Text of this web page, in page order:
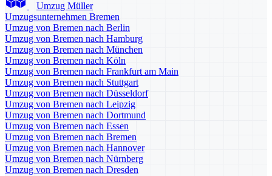
Umzug Müller
Umzugsunternehmen Bremen
Umzug von Bremen nach Berlin
Umzug von Bremen nach Hamburg
Umzug von Bremen nach München
Umzug von Bremen nach Köln
Umzug von Bremen nach Frankfurt am Main
Umzug von Bremen nach Stuttgart
Umzug von Bremen nach Düsseldorf
Umzug von Bremen nach Leipzig
Umzug von Bremen nach Dortmund
Umzug von Bremen nach Essen
Umzug von Bremen nach Bremen
Umzug von Bremen nach Hannover
Umzug von Bremen nach Nürnberg
Umzug von Bremen nach Dresden